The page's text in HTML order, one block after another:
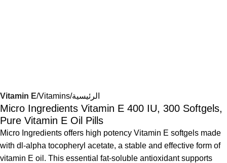
الرئيسية Vitamins
Vitamin E
Micro Ingredients Vitamin E 400 IU, 300 Softgels,
Pure Vitamin E Oil Pills
Micro Ingredients offers high potency Vitamin E softgels made
with dl-alpha tocopheryl acetate, a stable and effective form of
vitamin E oil. This essential fat-soluble antioxidant supports